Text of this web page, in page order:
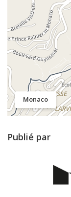
Monaco
Publié par